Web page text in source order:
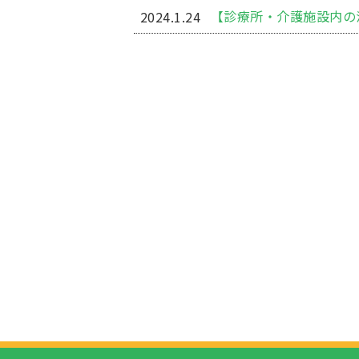
2024.1.24
【診療所・介護施設内